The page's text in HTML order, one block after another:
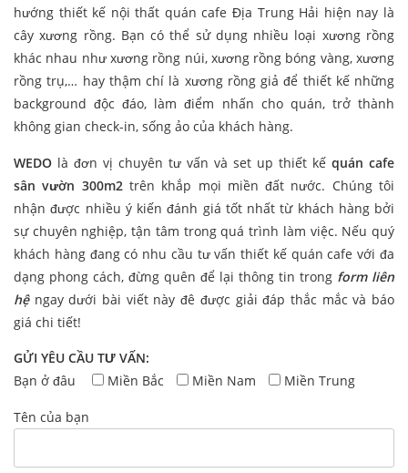
hướng thiết kế nội thất quán cafe Địa Trung Hải hiện nay là
cây xương rồng. Bạn có thể sử dụng nhiều loại xương rồng
khác nhau như xương rồng núi, xương rồng bóng vàng, xương
rồng trụ,… hay thậm chí là xương rồng giả để thiết kế những
background độc đáo, làm điểm nhấn cho quán, trở thành
không gian check-in, sống ảo của khách hàng.
WEDO là đơn vị chuyên tư vấn và set up thiết kế quán cafe
sân vườn 300m2trên khắp mọi miền đất nước. Chúng tôi
nhận được nhiều ý kiến đánh giá tốt nhất từ khách hàng bởi
sự chuyên nghiệp, tận tâm trong quá trình làm việc. Nếu quý
khách hàng đang có nhu cầu tư vấn thiết kế quán cafe với đa
dạng phong cách, đừng quên để lại thông tin trong form liên
hệngay dưới bài viết này đê được giải đáp thắc mắc và báo
giá chi tiết!
GỬI YÊU CẦU TƯ VẤN:
Bạn ở đâu
Miền Bắc Miền Nam Miền Trung
Tên của bạn